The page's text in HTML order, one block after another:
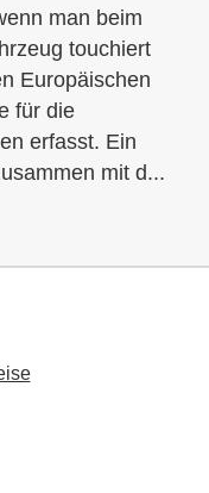
man beim
touchiert
Europäischen
für die
erfasst. Ein
mit d...